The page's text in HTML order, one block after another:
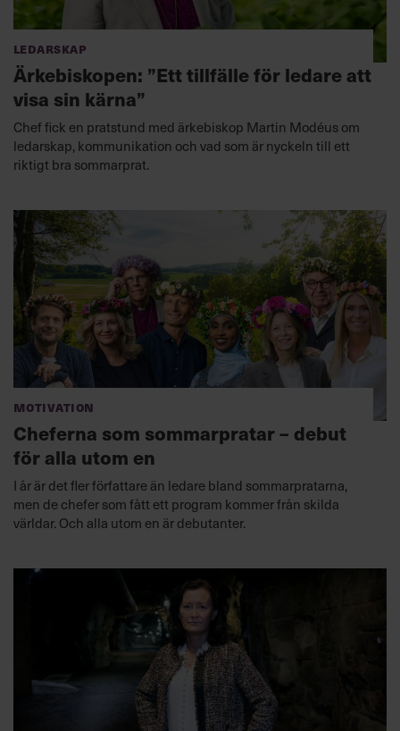
Ledarskap
Ärkebiskopen: ”Ett tillfälle för ledare att
visa sin kärna”
Chef fick en pratstund med ärkebiskop Martin Modéus om
ledarskap, kommunikation och vad som är nyckeln till ett
riktigt bra sommarprat.
Motivation
Cheferna som sommarpratar – debut
för alla utom en
I år är det fler författare än ledare bland sommarpratarna,
men de chefer som fått ett program kommer från skilda
världar. Och alla utom en är debutanter.